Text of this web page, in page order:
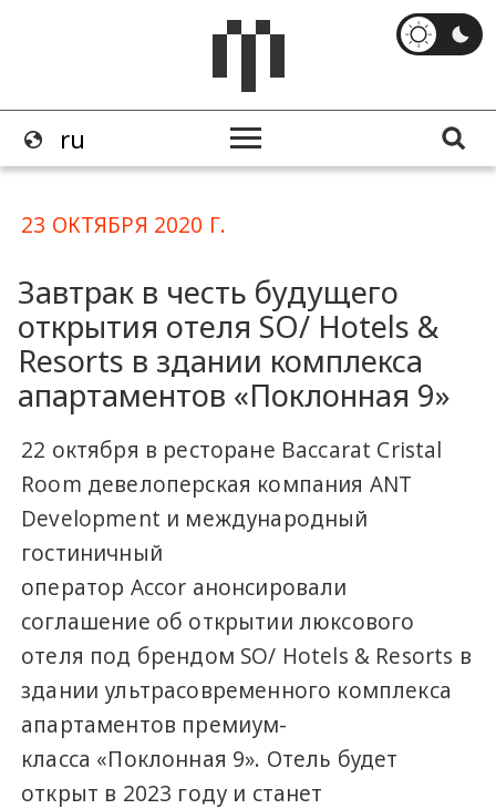
23 ОКТЯБРЯ 2020 Г.
Завтрак в честь будущего
открытия отеля SO/ Hotels &
Resorts в здании комплекса
апартаментов ​«Поклонная 9»
22 октября в ресторане Baccarat Cristal
Room девелоперская компания ANT
Development и международный
гостиничный
оператор Accor анонсировали
соглашение об открытии люксового
отеля под брендом SO/ Hotels & Resorts в
здании ультрасовременного комплекса
апартаментов премиум-
класса «Поклонная 9». Отель будет
открыт в 2023 году и станет